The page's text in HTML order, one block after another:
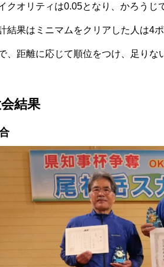
クオリティは0.05となり、かろうじ
結果はミニマムをクリアした人は4
、距離に応じて順位をつけ、足りな
結果